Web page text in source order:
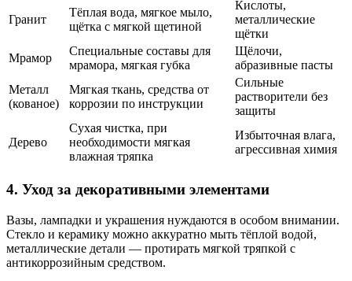
Гранит
Тёплая вода, мягкое мыло,
щётка с мягкой щетиной
Кислоты,
металлические
щётки
Мрамор
Специальные составы для
мрамора, мягкая губка
Щёлочи,
абразивные пасты
Металл
(кованоe)
Мягкая ткань, средства от
коррозии по инструкции
Сильные
растворители без
защиты
Дерево
Сухая чистка, при
необходимости мягкая
влажная тряпка
Избыточная влага,
агрессивная химия
4. Уход за декоративными элементами
Вазы, лампадки и украшения нуждаются в особом внимании.
Стекло и керамику можно аккуратно мыть тёплой водой,
металлические детали — протирать мягкой тряпкой с
антикоррозийным средством.